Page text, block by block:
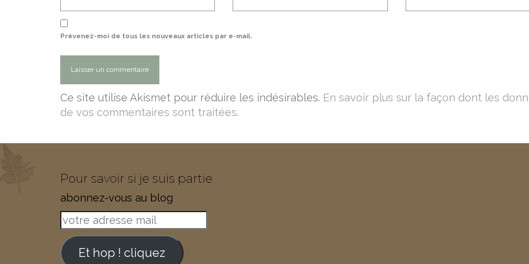
Prévenez-moi de tous les nouveaux articles par e-mail.
Ce site utilise Akismet pour réduire les indésirables. En savoir plus sur la façon dont les
de vos commentaires sont traitées.
Pour savoir si je suis partie
abonnez-vous au blog
votre
adresse
mailEt hop ! cliquez